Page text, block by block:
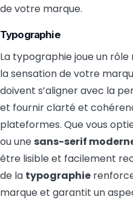
de votre marque.
Typographie
La typographie joue un
la sensation de votre
doivent s’aligner avec la
et fournir clarté et
plateformes. Que vous
ou une sans-serif
être lisible et facilement
de la typographie
marque et garantit un